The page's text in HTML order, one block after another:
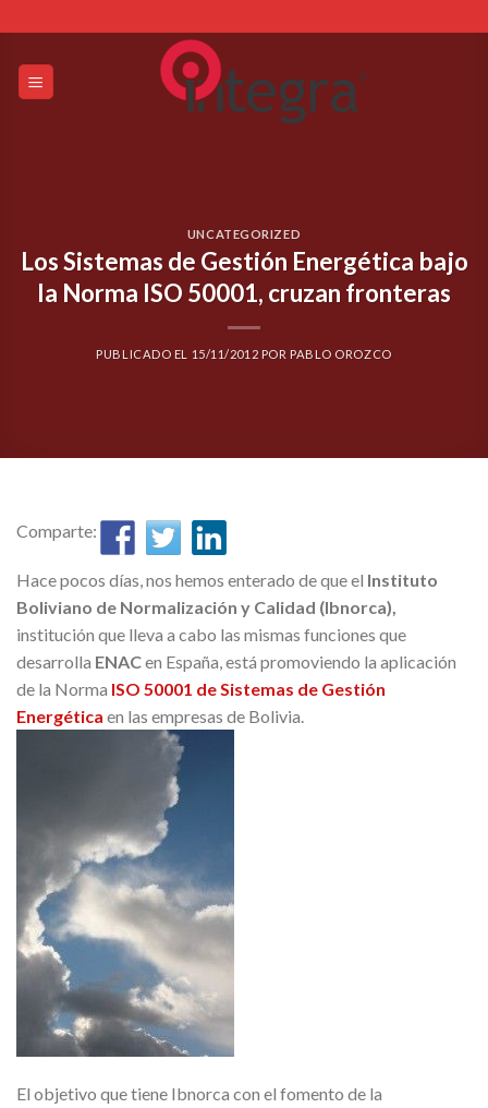
to
content
UNCATEGORIZED
Los Sistemas de Gestión Energética bajo
la Norma ISO 50001, cruzan fronteras
PUBLICADO EL 15/11/2012 POR PABLO OROZCO
Comparte:
Hace pocos días, nos hemos enterado de que el Instituto
Boliviano de Normalización y Calidad (Ibnorca),
institución que lleva a cabo las mismas funciones que
desarrolla ENACen España, está promoviendo la aplicación
de la Norma ISO 50001 de Sistemas de Gestión
Energética en las empresas de Bolivia.
El objetivo que tiene Ibnorca con el fomento de la